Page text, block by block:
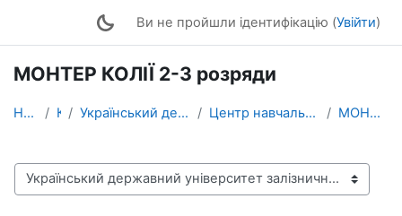
Ви не пройшли ідентифікацію (Увійти)
МОНТЕР КОЛІЇ 2-3 розряди
На головну Курси Український державний університет залізничного тра... Центр навчально-практичної підготовки, професійної... МОНТЕР КОЛІЇ 2-3 розряди
Категорії курсів